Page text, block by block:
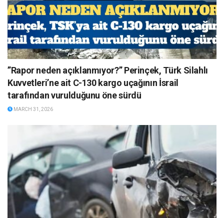
”Rapor neden açıklanmıyor?” Perinçek, Türk Silahlı
Kuvvetleri’ne ait C-130 kargo uçağının İsrail
tarafından vurulduğunu öne sürdü
MARCH 31, 2026